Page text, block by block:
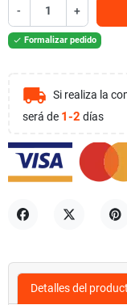
- +
 Formalizar pedido
local_shipping Si realiza la
será de 1-2 días
Detalles del